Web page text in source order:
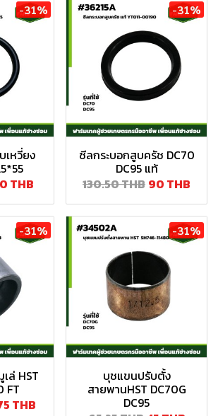
-31%
เหวี่ยง
THB
-31%
ซีลกระบอกสูบครัช DC70
DC95 แท้
130.50 THB 90 THB
-31%
ล่ HST
FT
THB
-31%
บุชแขนปรับตั้ง
สายพานHST DC70G
DC95